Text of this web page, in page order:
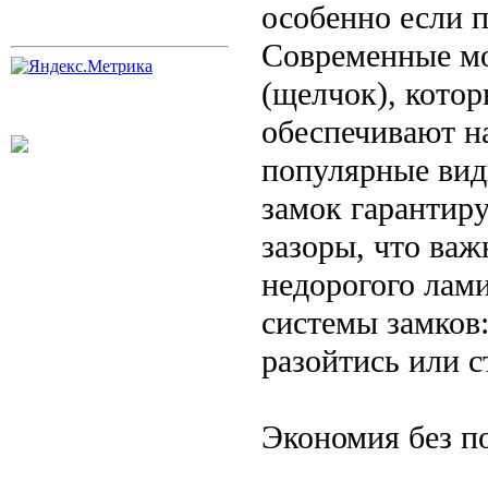
особенно если
Современные
(щелчок),
обеспечивают
популярные
замок
зазоры, что
недорогого
системы
разойтись или
Экономия без